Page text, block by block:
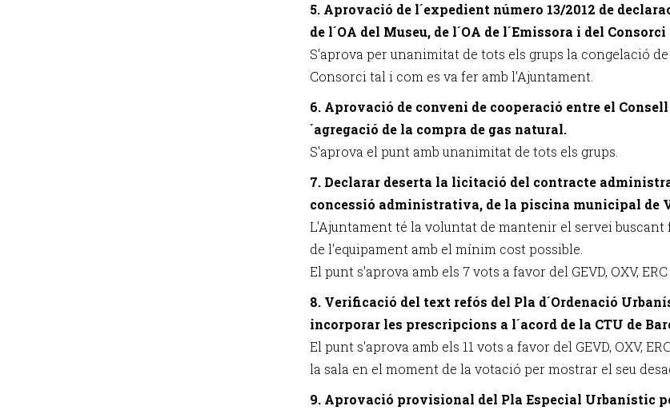
5. Aprovació de l´expedient número 13/2012 de
de l´OA del Museu, de l´OA de l´Emissora i del
S'aprova per unanimitat de tots els grups la congelació
Consorci tal i com es va fer amb l'Ajuntament.
6. Aprovació de conveni de cooperació entre el
´agregació de la compra de gas natural.
S'aprova el punt amb unanimitat de tots els grups.
7. Declarar deserta la licitació del contracte
concessió administrativa, de la piscina municipal de
L'Ajuntament té la voluntat de mantenir el servei
de l'equipament amb el mínim cost possible.
El punt s'aprova amb els 7 vots a favor del GEVD, OXV,
8. Verificació del text refós del Pla d´Ordenació
incorporar les prescripcions a l´acord de la CTU de
El punt s'aprova amb els 11 vots a favor del GEVD, OXV,
la sala en el moment de la votació per mostrar el seu
9. Aprovació provisional del Pla Especial Urbanístic